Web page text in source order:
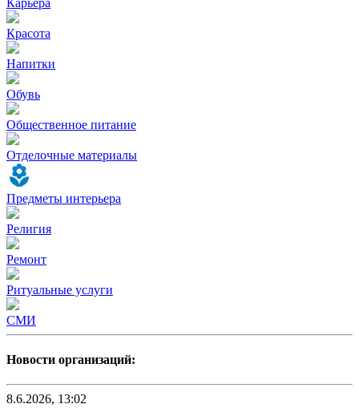
Красота
Напитки
Обувь
Общественное питание
Отделочные материалы
Предметы интерьера
Религия
Ремонт
Ритуальные услуги
СМИ
Новости организаций:
8.6.2026, 13:02